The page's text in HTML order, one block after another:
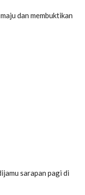
dan membuktikan
sarapan pagi di